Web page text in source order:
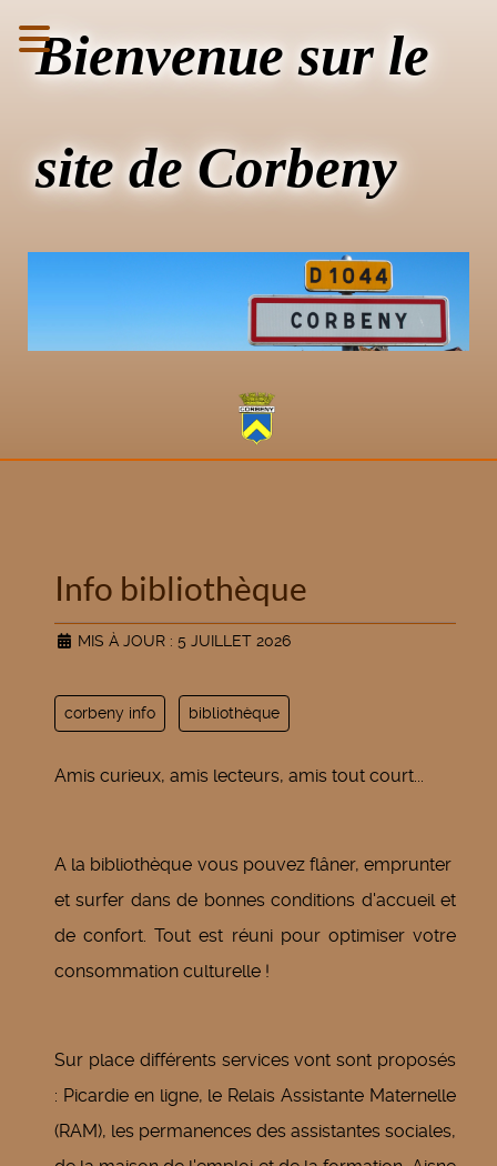
Bienvenue sur le
site de Corbeny
Info bibliothèque
MIS À JOUR : 5 JUILLET 2026
corbeny info bibliothèque
Amis curieux, amis lecteurs, amis tout court...
A la bibliothèque vous pouvez flâner, emprunter
et surfer dans de bonnes conditions d'accueil et
de confort. Tout est réuni pour optimiser votre
consommation culturelle !
Sur place différents services vont sont proposés
: Picardie en ligne, le Relais Assistante Maternelle
(RAM), les permanences des assistantes sociales,